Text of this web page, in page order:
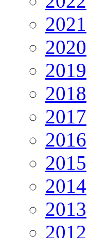
2021
2020
2019
2018
2017
2016
2015
2014
2013
2012